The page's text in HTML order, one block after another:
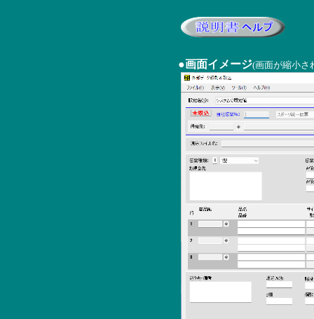
●画面イメージ(画面が縮小さ